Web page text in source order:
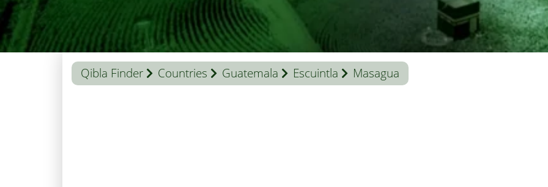
Qibla Finder Countries Guatemala Escuintla Masagua